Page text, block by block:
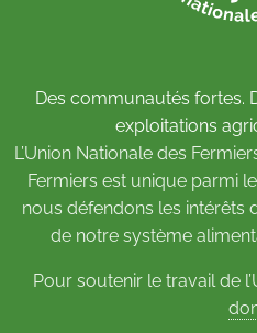
Des communautés fortes.
exploitations
L’Union Nationale des
Fermiers est unique parmi
nous défendons les intérêts
de notre système
Pour soutenir le travail de